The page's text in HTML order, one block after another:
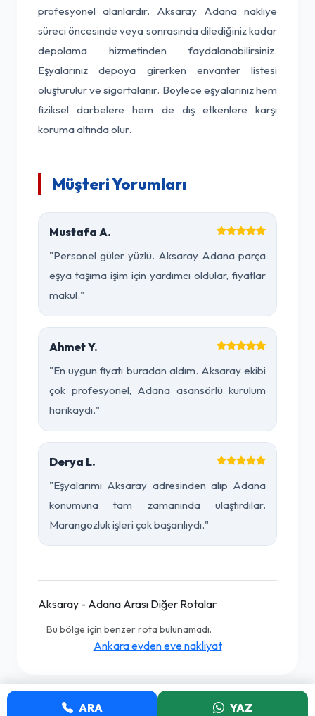
profesyonel alanlardır. Aksaray Adana nakliye
süreci öncesinde veya sonrasında dilediğiniz kadar
depolama hizmetinden faydalanabilirsiniz.
Eşyalarınız depoya girerken envanter listesi
oluşturulur ve sigortalanır. Böylece eşyalarınız hem
fiziksel darbelere hem de dış etkenlere karşı
koruma altında olur.
Müşteri Yorumları
Mustafa A.
"Personel güler yüzlü. Aksaray Adana parça
eşya taşıma işim için yardımcı oldular, fiyatlar
makul."
Ahmet Y.
"En uygun fiyatı buradan aldım. Aksaray ekibi
çok profesyonel, Adana asansörlü kurulum
harikaydı."
Derya L.
"Eşyalarımı Aksaray adresinden alıp Adana
konumuna tam zamanında ulaştırdılar.
Marangozluk işleri çok başarılıydı."
Aksaray - Adana Arası Diğer Rotalar
Bu bölge için benzer rota bulunamadı.
Ankara evden eve nakliyat
ARA YAZ